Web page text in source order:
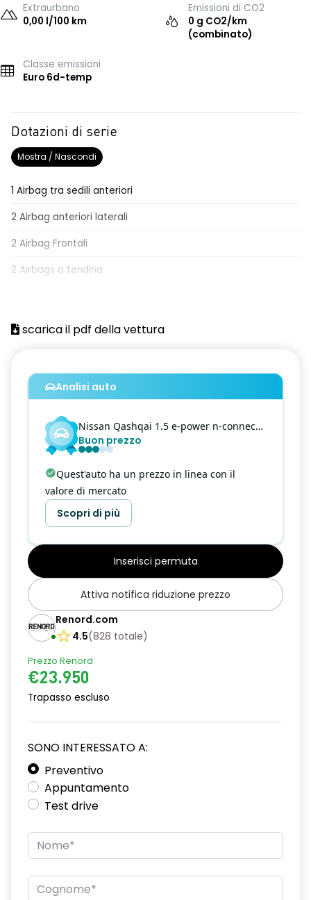
Extraurbano
0,00 l/100 km
Emissioni di CO2
0 g CO2/km
(combinato)
Classe emissioni
Euro 6d-temp
Dotazioni di serie
Mostra / Nascondi
1 Airbag tra sedili anteriori
2 Airbag anteriori laterali
2 Airbag Frontali
2 Airbags a tendina
4 Maniglie ripiegabili
Alzacristalli elettrici 1 touch
Antenna Shark
Antifurto Perimetrale
Around View Monitor con rilevamento oggetti in movimento
Bagagliaio modulare
Blind Spot Intervention
Blind Spot Warning
Bluetooth (telefono e audio)
Bracciolo posteriore con portabicchieri
Cassetto Portaoggetti con luce di cortesia
Cinture di Sicurezza con pretensionatori Anteriori e Posteriori
Climatizzatore dual zone
Drive modes (Selettore modalità di guida)
Driver Attention Alert
E-Call Emergency Call
Fari Automatici Intelligenti (Sensore Crepuscolare)
scarica il pdf della vettura
Analisi auto
Nissan Qashqai 1.5 e-power n-connecta 2wd
Buon prezzo
Quest'auto ha un prezzo in linea con il
valore di mercato
Scopri di più
Inserisci permuta
Attiva notifica riduzione prezzo
Renord.com
4.5(828 totale)
Prezzo Renord
€23.950
Trapasso escluso
SONO INTERESSATO A:
Preventivo
Appuntamento
Test drive